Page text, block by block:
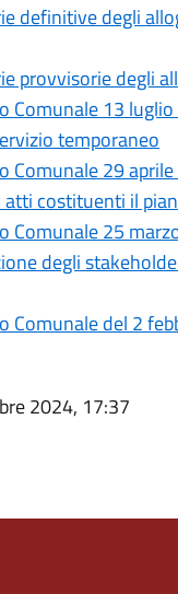
definitive degli
provvisorie degli
Comunale 13
temporaneo
Comunale 29
costituenti il
Comunale 25
degli
Comunale del 2
2024, 17:37